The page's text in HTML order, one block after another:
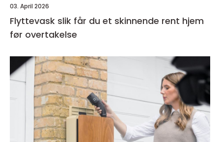
03. April 2026
Flyttevask slik får du et skinnende rent hjem
før overtakelse